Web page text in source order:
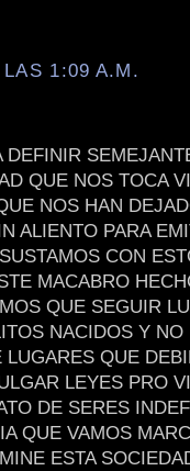
1:09 A.M.
DEFINIR
QUE NOS TOCA
NOS HAN
ALIENTO PARA
CON
MACABRO
QUE SEGUIR
NACIDOS Y
QUE
LEYES PRO
DE SERES
QUE VAMOS
ESTA